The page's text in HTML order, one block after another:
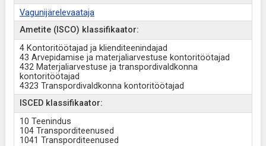
Vagunijärelevaataja
Ametite (ISCO) klassifikaator:
4 Kontoritöötajad ja klienditeenindajad
43 Arvepidamise ja materjaliarvestuse kontoritöötajad
432 Materjaliarvestuse ja transpordivaldkonna
kontoritöötajad
4323 Transpordivaldkonna kontoritöötajad
ISCED klassifikaator:
10 Teenindus
104 Transporditeenused
1041 Transporditeenused